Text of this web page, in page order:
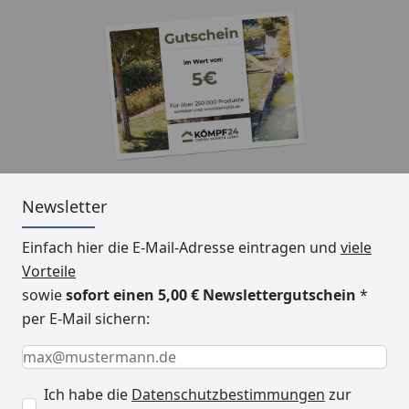
Ausführungen
Farblich unbehandelt
(Standard)
Optional farbliche
Vorbehandlung in
nussbaum
(Verlängerung der
Lieferzeit auf 4-6
Wochen)
Kopfbänder
geschwungen, gerade
Kopfbänder auf Anfrage
Dachrinnenbedarf
Kunststoff
Fallrohren oder Metall
(optional erhältlich -
Newsletter
Einfach hier die E-Mail-Adresse eintragen und viele
Vorteile
sowiesofort einen 5,00 € Newslettergutschein *
per E-Mail sichern:
Keine Eingabe erforderlich
Eingabe erforderlich
E-Mail *
Ich habe die Datenschutzbestimmungen zur